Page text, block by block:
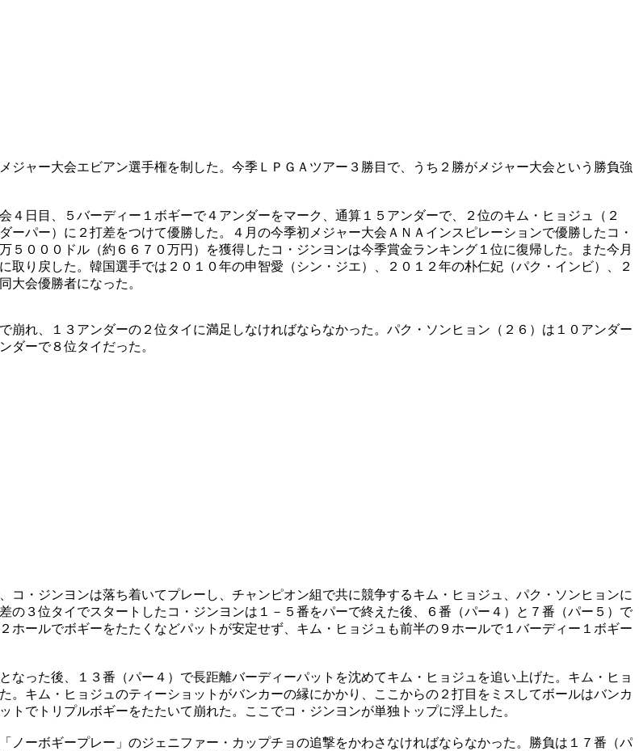
ャー大会エビアン選手権を制した。今季ＬＰＧＡツアー３勝目で、うち２勝がメジャー大会という勝負強
日目、５バーディー１ボギーで４アンダーをマーク、通算１５アンダーで、２位のキム・ヒョジュ（２
パー）に２打差をつけて優勝した。４月の今季初メジャー大会ＡＮＡインスピレーションで優勝したコ・
０００ドル（約６６７０万円）を獲得したコ・ジンヨンは今季賞金ランキング１位に復帰した。また今月
り戻した。韓国選手では２０１０年の申智愛（シン・ジエ）、２０１２年の朴仁妃（パク・インビ）、２
大会優勝者になった。
崩れ、１３アンダーの２位タイに満足しなければならなかった。パク・ソンヒョン（２６）は１０アンダー
ダーで８位タイだった。
・ジンヨンは落ち着いてプレーし、チャンピオン組で共に競争するキム・ヒョジュ、パク・ソンヒョンに
３位タイでスタートしたコ・ジンヨンは１－５番をパーで終えた後、６番（パー４）と７番（パー５）で
ールでボギーをたたくなどパットが安定せず、キム・ヒョジュも前半の９ホールで１バーディー１ボギー
った後、１３番（パー４）で長距離バーディーパットを沈めてキム・ヒョジュを追い上げた。キム・ヒョ
キム・ヒョジュのティーショットがバンカーの縁にかかり、ここからの２打目をミスしてボールはバンカ
でトリプルボギーをたたいて崩れた。ここでコ・ジンヨンが単独トップに浮上した。
ーボギープレー」のジェニファー・カップチョの追撃をかわさなければならなかった。勝負は１７番（パ